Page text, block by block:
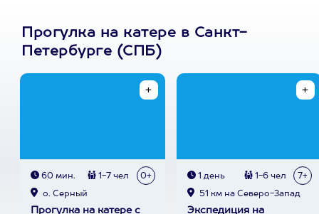
Прогулка на катере в Санкт-
Петербурге (СПБ)
60 мин. 1-7 чел 0+
о. Серный
Прогулка на катере с
1 день 1-6 чел 7+
51 км на Северо-Запад
Экспедиция на